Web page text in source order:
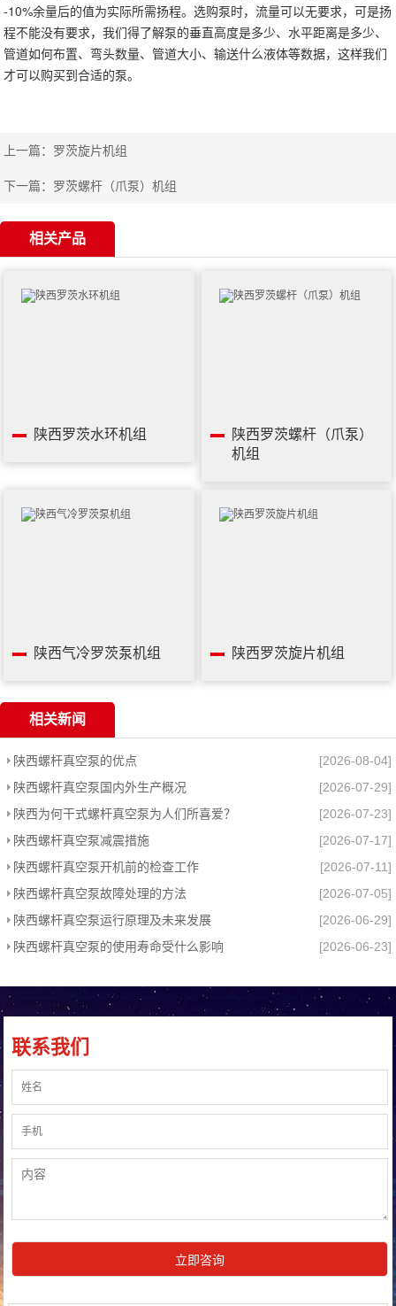
-10%余量后的值为实际所需扬程。选购泵时，流量可以无要求，可是扬
程不能没有要求，我们得了解泵的垂直高度是多少、水平距离是多少、
管道如何布置、弯头数量、管道大小、输送什么液体等数据，这样我们
才可以购买到合适的泵。
上一篇： 罗茨旋片机组
下一篇： 罗茨螺杆（爪泵）机组
相关产品
陕西罗茨水环机组
陕西罗茨螺杆（爪泵）
机组
陕西气冷罗茨泵机组 陕西罗茨旋片机组
相关新闻
陕西螺杆真空泵的优点
[2026-08-04]
陕西螺杆真空泵国内外生产概况
[2026-07-29]
陕西为何干式螺杆真空泵为人们所喜爱？
[2026-07-23]
陕西螺杆真空泵减震措施
[2026-07-17]
陕西螺杆真空泵开机前的检查工作
[2026-07-11]
陕西螺杆真空泵故障处理的方法
[2026-07-05]
陕西螺杆真空泵运行原理及未来发展
[2026-06-29]
陕西螺杆真空泵的使用寿命受什么影响
[2026-06-23]
联系我们